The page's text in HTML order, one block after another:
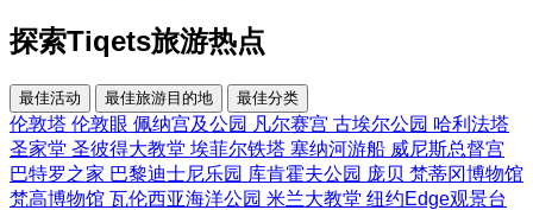
探索Tiqets旅游热点
最佳活动 最佳旅游目的地 最佳分类
伦敦塔 伦敦眼 佩纳宫及公园 凡尔赛宫 古埃尔公园 哈利法塔
圣家堂 圣彼得大教堂 埃菲尔铁塔 塞纳河游船 威尼斯总督宫
巴特罗之家 巴黎迪士尼乐园 库肯霍夫公园 庞贝 梵蒂冈博物馆
梵高博物馆 瓦伦西亚海洋公园 米兰大教堂 纽约Edge观景台